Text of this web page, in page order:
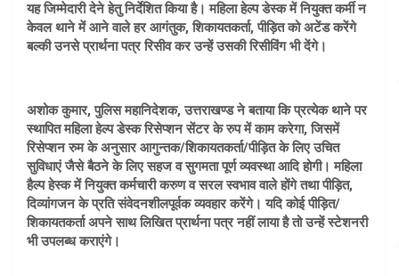
यह जिम्मेदारी देने हेतु निर्देशित किया है। महिला हेल्प डेस्क में नियुक्त कर्मी न
केवल थाने में आने वाले हर आगंतुक, शिकायतकर्ता, पीड़ित को अटेंड करेंगे
बल्की उनसे प्रार्थना पत्र रिसीव कर उन्हें उसकी रिसीविंग भी देंगे।
अशोक कुमार, पुलिस महानिदेशक, उत्तराखण्ड ने बताया कि प्रत्येक थाने पर
स्थापित महिला हेल्प डेस्क रिसेप्शन सेंटर के रुप में काम करेगा, जिसमें
रिसेप्शन रुम के अनुसार आगुन्तक/शिकायतकर्ता/पीड़ित के लिए उचित
सुविधाएं जैसे बैठने के लिए सहज व सुगमता पूर्ण व्यवस्था आदि होगी। महिला
हैल्प हेस्क में नियुक्त कर्मचारी करुण व सरल स्वभाव वाले होंगे तथा पीड़ित,
दिव्यांगजन के प्रति संवेदनशीलपूर्वक व्यवहार करेंगे। यदि कोई पीड़ित/
शिकायतकर्ता अपने साथ लिखित प्रार्थना पत्र नहीं लाया है तो उन्हें स्टेशनरी
भी उपलब्ध कराएंगे।